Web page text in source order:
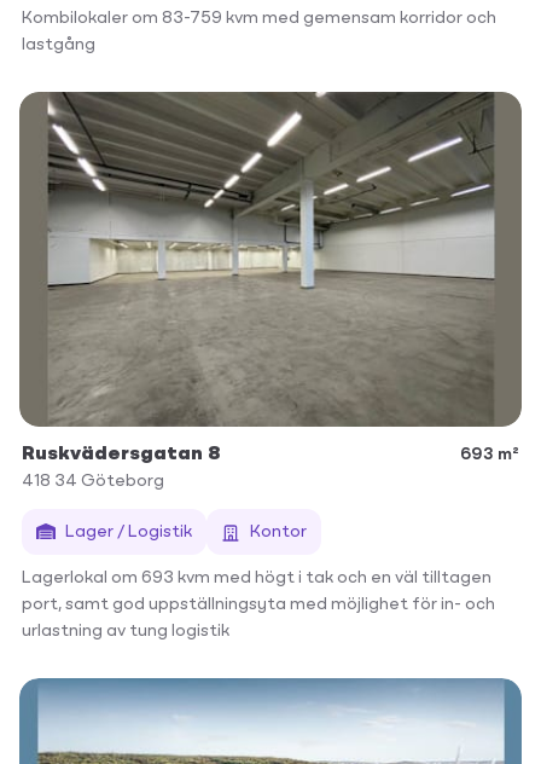
Kombilokaler om 83-759 kvm med gemensam korridor och
lastgång
Ruskvädersgatan 8
693 m²
418 34 Göteborg
Lager / Logistik Kontor
Lagerlokal om 693 kvm med högt i tak och en väl tilltagen
port, samt god uppställningsyta med möjlighet för in- och
urlastning av tung logistik